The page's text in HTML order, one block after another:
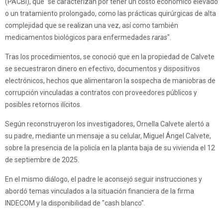
o un tratamiento prolongado, como las prácticas quirúrgicas de alta
complejidad que se realizan una vez, así como también
medicamentos biológicos para enfermedades raras".
Tras los procedimientos, se conoció que en la propiedad de Calvete
se secuestraron dinero en efectivo, documentos y dispositivos
electrónicos, hechos que alimentaron la sospecha de maniobras de
corrupción vinculadas a contratos con proveedores públicos y
posibles retornos ilícitos.
Según reconstruyeron los investigadores, Ornella Calvete alertó a
su padre, mediante un mensaje a su celular, Miguel Ángel Calvete,
sobre la presencia de la policía en la planta baja de su vivienda el 12
de septiembre de 2025.
En el mismo diálogo, el padre le aconsejó seguir instrucciones y
abordó temas vinculados a la situación financiera de la firma
INDECOM y la disponibilidad de "cash blanco".